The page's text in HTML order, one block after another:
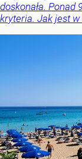
doskonała. Ponad
kryteria. Jak jest w